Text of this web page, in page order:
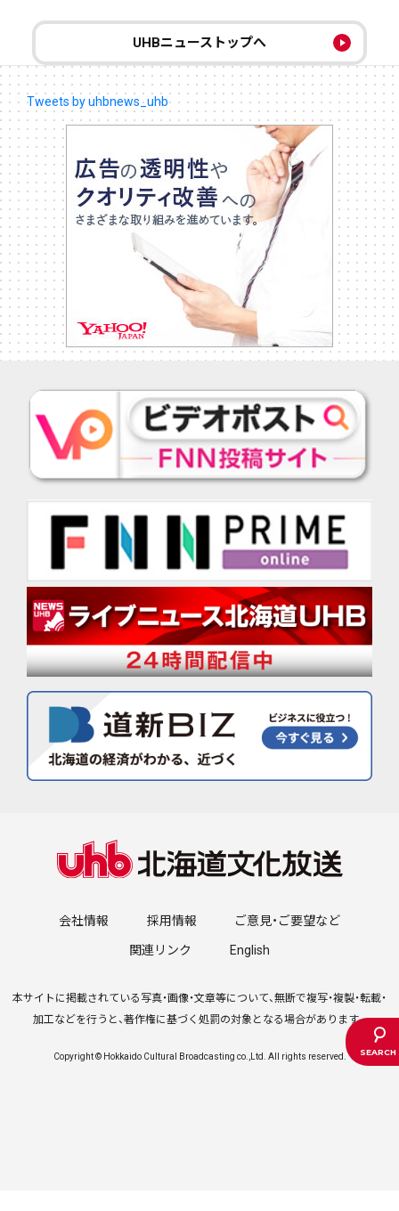
UHBニューストップへ
Tweets by uhbnews_uhb
会社情報 採用情報 ご意見・ご要望など
関連リンク English
本サイトに掲載されている写真・画像・文章等について、無断で複写・複製・転載・
加工などを行うと、著作権に基づく処罰の対象となる場合があります。
Copyright © Hokkaido Cultural Broadcasting co.,Ltd. All rights reserved.